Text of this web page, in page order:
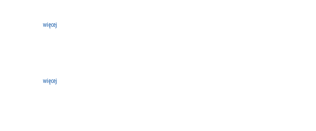
więcej
więcej